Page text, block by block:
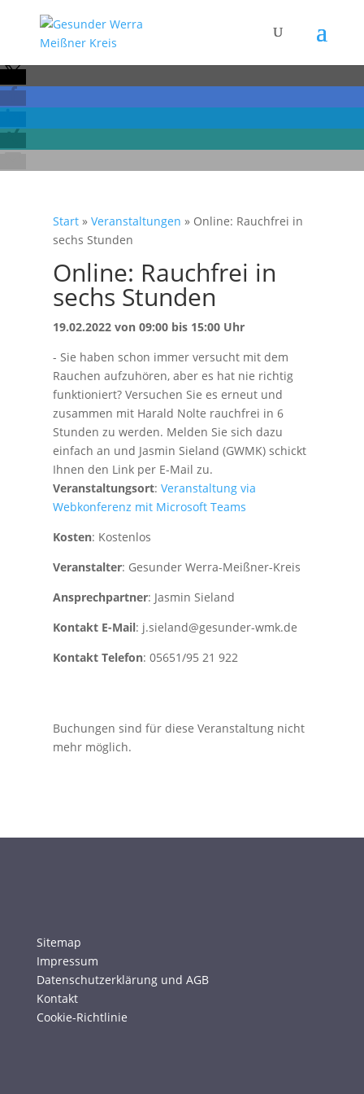
Start » Veranstaltungen » Online: Rauchfrei in
sechs Stunden
Online: Rauchfrei in
sechs Stunden
19.02.2022 von 09:00 bis 15:00 Uhr
- Sie haben schon immer versucht mit dem
Rauchen aufzuhören, aber es hat nie richtig
funktioniert? Versuchen Sie es erneut und
zusammen mit Harald Nolte rauchfrei in 6
Stunden zu werden. Melden Sie sich dazu
einfach an und Jasmin Sieland (GWMK) schickt
Ihnen den Link per E-Mail zu.
Veranstaltungsort: Veranstaltung via
Webkonferenz mit Microsoft Teams
Kosten: Kostenlos
Veranstalter: Gesunder Werra-Meißner-Kreis
Ansprechpartner: Jasmin Sieland
Kontakt E-Mail: j.sieland@gesunder-wmk.de
Kontakt Telefon: 05651/95 21 922
Buchungen sind für diese Veranstaltung nicht
mehr möglich.
Sitemap
Impressum
Datenschutzerklärung und AGB
Kontakt
Cookie-Richtlinie